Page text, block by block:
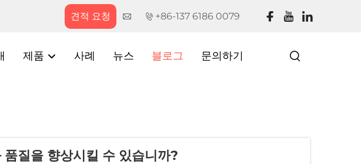
견적 요청 +86-137 6186 0079
제품 사례 뉴스 블로그 문의하기
질을 향상시킬 수 있습니까?